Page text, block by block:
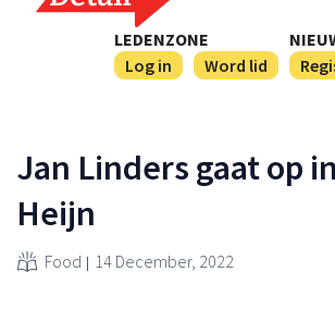
LEDENZONE
Log in
Word lid
Jan Linders gaat op
Heijn
Food 14 December, 2022